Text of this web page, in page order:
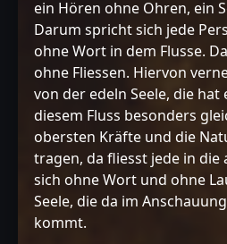
ein Hören ohne Ohren, ein
Darum spricht sich jede
ohne Wort in dem Flusse.
ohne Fliessen. Hiervon
von der edeln Seele, die hat
diesem Fluss besonders
obersten Kräfte und die
tragen, da fliesst jede in
sich ohne Wort und ohne
Seele, die da im
kommt.